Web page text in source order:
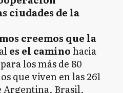
ciudades de la
creemos que la
es el caminohacia
los más de 80
que viven en las 261
Argentina, Brasil,